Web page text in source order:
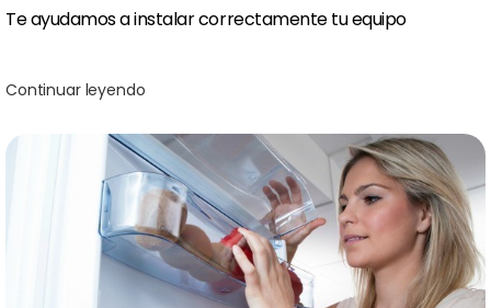
Te ayudamos a instalar correctamente tu equipo
Continuar leyendo